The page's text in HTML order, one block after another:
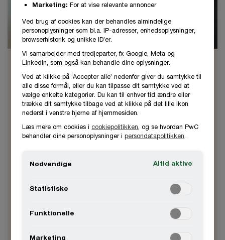
Per Leslie Jensen
Partner og Chief AI Officer
København, PwC Denmark
Per er Chief AI Officer og Partner i PwC
Danmark og er ansvarlig for områderne
compliance omkring disse.
2441 1657
Kontakt
Marketing: For at vise relevante annoncer
Ved brug af cookies kan der behandles almindelige
personoplysninger som bl.a. IP-adresser, enhedsoplysninger,
browserhistorik og unikke ID’er.
Vi samarbejder med tredjeparter, fx Google, Meta og
LinkedIn, som også kan behandle dine oplysninger.
Ved at klikke på ‘Accepter alle’ nedenfor giver du samtykke til
alle disse formål, eller du kan tilpasse dit samtykke ved at
vælge enkelte kategorier. Du kan til enhver tid ændre eller
trække dit samtykke tilbage ved at klikke på det lille ikon
nederst i venstre hjørne af hjemmesiden.
Læs mere om cookies icookiepolitikken , og se hvordan PwC
behandler dine personoplysninger ipersondatapolitikken
Nødvendige Altid aktive
Statistiske
Funktionelle
Marketing